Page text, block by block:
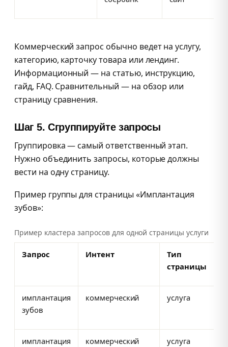
Коммерческий запрос обычно ведет на услугу,
категорию, карточку товара или лендинг.
Информационный — на статью, инструкцию,
гайд, FAQ. Сравнительный — на обзор или
страницу сравнения.
Шаг 5. Сгруппируйте запросы
Группировка — самый ответственный этап.
Нужно объединить запросы, которые должны
вести на одну страницу.
Пример группы для страницы «Имплантация
зубов»:
Пример кластера запросов для одной страницы услуги
Запрос Интент
Тип
страницы
имплантация
зубов
коммерческий услуга
имплантация
коммерческий услуга